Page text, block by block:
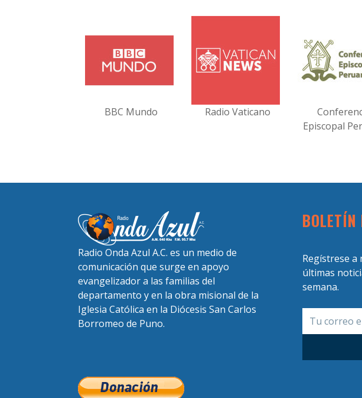
BBC Mundo Radio Vaticano
Episcopal
Radio Onda Azul A.C. es un medio de
comunicación que surge en apoyo
evangelizador a las familias del
departamento y en la obra misional de la
Iglesia Católica en la Diócesis San Carlos
Borromeo de Puno.
Regístrese
últimas
semana.